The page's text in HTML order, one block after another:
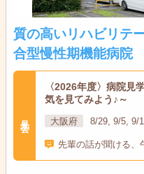
質の高いリハビリテ
合型慢性期機能病院
〈2026年度〉病院見
気を見てみよう♪～
大阪府 8/29, 9/5, 9/
先輩の話が聞ける、